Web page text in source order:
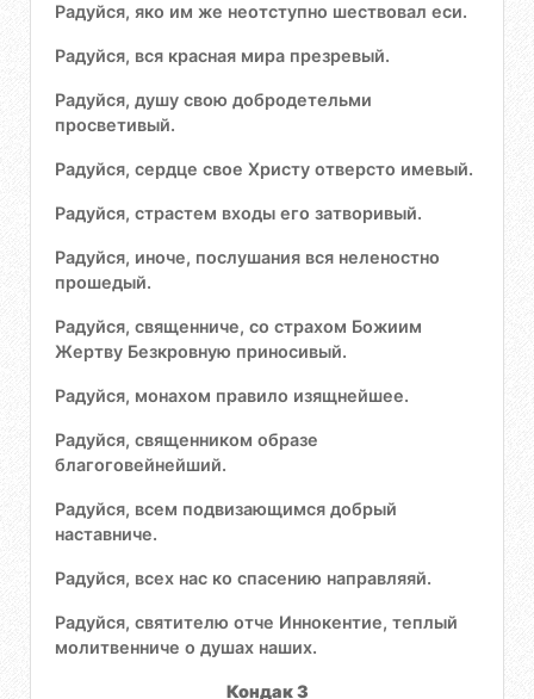
Радуйся, яко им же неотступно шествовал еси.
Радуйся, вся красная мира презревый.
Радуйся, душу свою добродетельми
просветивый.
Радуйся, сердце свое Христу отверсто имевый.
Радуйся, страстем входы его затворивый.
Радуйся, иноче, послушания вся неленостно
прошедый.
Радуйся, священниче, со страхом Божиим
Жертву Безкровную приносивый.
Радуйся, монахом правило изящнейшее.
Радуйся, священником образе
благоговейнейший.
Радуйся, всем подвизающимся добрый
наставниче.
Радуйся, всех нас ко спасению направляяй.
Радуйся, святителю отче Иннокентие, теплый
молитвенниче о душах наших.
Кондак 3